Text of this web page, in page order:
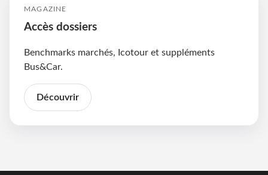
MAGAZINE
Accès dossiers
Benchmarks marchés, Icotour et suppléments
Bus&Car.
Découvrir